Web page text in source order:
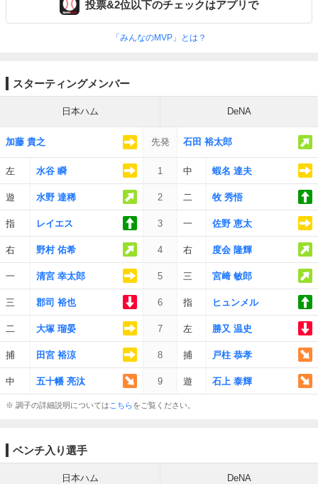
投票&2位以下のチェックはアプリで
「みんなのMVP」とは？
スターティングメンバー
日本ハム DeNA
加藤 貴之 先発 石田 裕太郎
左 水谷 瞬 1 中 蝦名 達夫
遊 水野 達稀 2 二 牧 秀悟
指 レイエス 3 一 佐野 恵太
右 野村 佑希 4 右 度会 隆輝
一 清宮 幸太郎 5 三 宮﨑 敏郎
三 郡司 裕也 6 指 ヒュンメル
二 大塚 瑠晏 7 左 勝又 温史
捕 田宮 裕涼 8 捕 戸柱 恭孝
中 五十幡 亮汰 9 遊 石上 泰輝
※ 調子の詳細説明については こちらをご覧ください。
ベンチ入り選手
日本ハム DeNA